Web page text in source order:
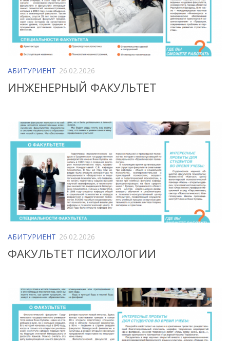
АБИТУРИЕНТ 26.02.2026
ИНЖЕНЕРНЫЙ ФАКУЛЬТЕТ
АБИТУРИЕНТ 26.02.2026
ФАКУЛЬТЕТ ПСИХОЛОГИИ